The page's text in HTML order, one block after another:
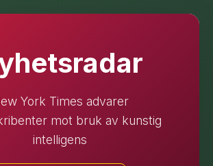
York Times advarer
mot bruk av kunstig
intelligens